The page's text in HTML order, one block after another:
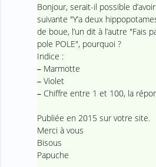
Bonjour, serait-il possible
suivante "Y’a deux
de boue, l’un dit à l’autre "Fais
pole POLE", pourquoi ?
Indice :
–Marmotte
–Violet
–Chiffre entre 1 et 100, la
Publiée en 2015 sur votre site.
Merci à vous
Bisous
Papuche